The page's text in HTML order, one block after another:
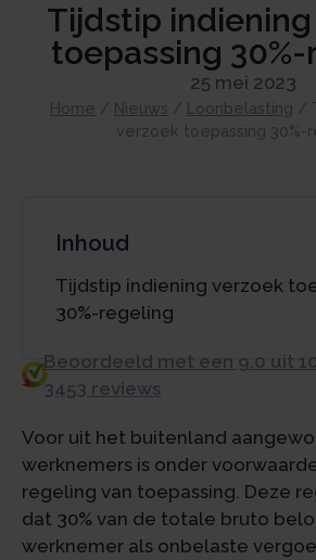
Tijdstip
toepassing
25 mei 2023
Home / Nieuws / Loonbelasting /
verzoek toepassing 30%-
Inhoud
Tijdstip indiening verzoek
30%-regeling
Beoordeeld met een 9.0 uit
3453 reviews
Voor uit het buitenland
werknemers is onder
regeling van toepassing. Deze
dat 30% van de totale bruto
werknemer als onbelaste